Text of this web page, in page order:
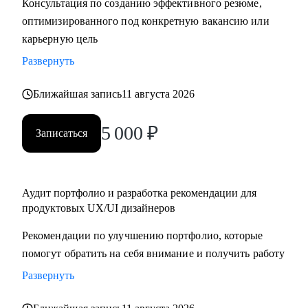
Консультация по созданию эффективного резюме,
оптимизированного под конкретную вакансию или
карьерную цель
Развернуть
Ближайшая запись11 августа 2026
Записаться 5 000 ₽
Аудит портфолио и разработка рекомендации для
продуктовых UX/UI дизайнеров
Рекомендации по улучшению портфолио, которые
помогут обратить на себя внимание и получить работу
Развернуть